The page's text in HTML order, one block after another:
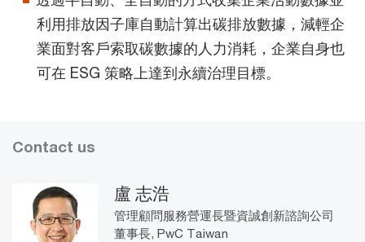
利用排放因子庫自動計算出碳排放數據，減輕企
業面對客戶索取碳數據的人力消耗，企業自身也
可在 ESG 策略上達到永續治理目標。
Contact us
盧 志浩
管理顧問服務營運長暨資誠創新諮詢公司
董事長, PwC Taiwan